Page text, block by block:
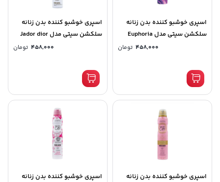
اسپری خوشبو کننده بدن زنانه
سلکشن سیتی مدل Euphoria
458,000 تومان
اسپری خوشبو کننده بدن زنانه
سلکشن سیتی مدل Jador dior
458,000 تومان
اسپری خوشبو کننده بدن زنانه
اسپری خوشبو کننده بدن زنانه